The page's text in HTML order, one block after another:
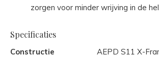
zorgen voor minder wrijving in de
Specificaties
Constructie
AEPD S11 X-